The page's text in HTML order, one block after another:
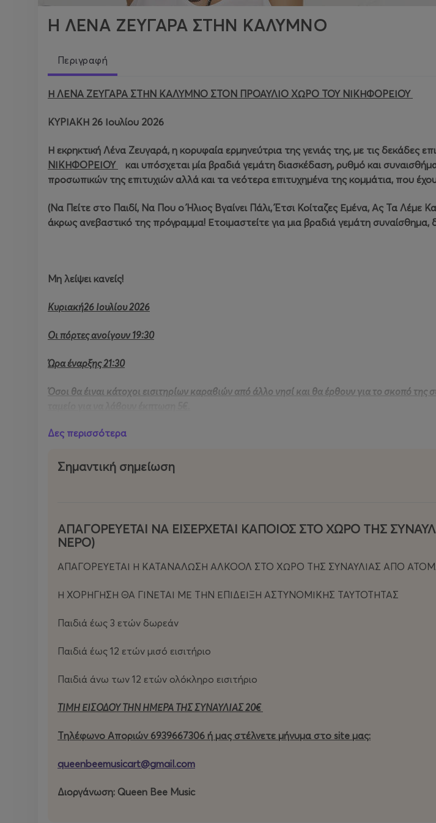
Η ΛΕΝΑ ΖΕΥΓΑΡΑ ΣΤΗΝ ΚΑΛΥΜΝΟ
Περιγραφή
Η ΛΕΝΑ ΖΕΥΓΑΡΑ ΣΤΗΝ ΚΑΛΥΜΝΟ ΣΤΟΝ ΠΡΟΑΥΛΙΟ ΧΩΡΟ ΤΟΥ ΝΙΚΗΦΟΡΕΙΟΥ
ΚΥΡΙΑΚΗ 26 Ιουλίου 2026
Η εκρηκτική Λένα Ζευγαρά, η κορυφαία ερμηνεύτρια της γενιάς της, με τις δεκάδες
ΝΙΚΗΦΟΡΕΙΟΥ
και υπόσχεται μία βραδιά γεμάτη διασκέδαση, ρυθμό και
προσωπικών της επιτυχιών αλλά και τα νεότερα επιτυχημένα της κομμάτια, που
(Να Πείτε στο Παιδί, Να Που ο Ήλιος Βγαίνει Πάλι, Έτσι Κοίταζες Εμένα, Ας Τα
άκρως ανεβαστικό της πρόγραμμα! Ετοιμαστείτε για μια βραδιά γεμάτη συναίσθημα,
Μη λείψει κανείς!
Κυριακή26 Ιουλίου 2026
Οι πόρτες ανοίγουν 19:30
Ώρα έναρξης 21:30
Όσοι θα έιναι κάτοχοι εισιτηρίων καραβιών από άλλο νησί και θα έρθουν για το σκοπό
Δες περισσότερα
Σημαντική σημείωση
ΑΠΑΓΟΡΕΥΕΤΑΙ ΝΑ ΕΙΣΕΡΧΕΤΑΙ ΚΑΠΟΙΟΣ ΣΤΟ ΧΩΡΟ ΤΗΣ
ΝΕΡΟ)
ΑΠΑΓΟΡΕΥΕΤΑΙ Η ΚΑΤΑΝΑΛΩΣΗ ΑΛΚΟΟΛ ΣΤΟ ΧΩΡΟ ΤΗΣ ΣΥΝΑΥΛΙΑΣ ΑΠΟ
Η ΧΟΡΗΓΗΣΗ ΘΑ ΓΙΝΕΤΑΙ ΜΕ ΤΗΝ ΕΠΙΔΕΙΞΗ ΑΣΤΥΝΟΜΙΚΗΣ ΤΑΥΤΟΤΗΤΑΣ
Παιδιά έως 3 ετών δωρεάν
Παιδιά έως 12 ετών μισό εισιτήριο
Παιδιά άνω των 12 ετών ολόκληρο εισιτήριο
ΤΙΜΗ ΕΙΣΟΔΟΥ ΤΗΝ ΗΜΕΡΑ ΤΗΣ ΣΥΝΑΥΛΙΑΣ 20€
Tηλέφωνο Αποριών 6939667306 ή μας στέλνετε μήνυμα στο site μας:
queenbeemusicart@gmail.com
Διοργάνωση: Queen Bee Music